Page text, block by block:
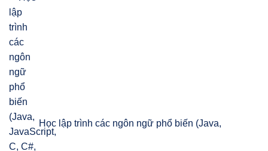
Học lập trình các ngôn ngữ phổ biến (Java,